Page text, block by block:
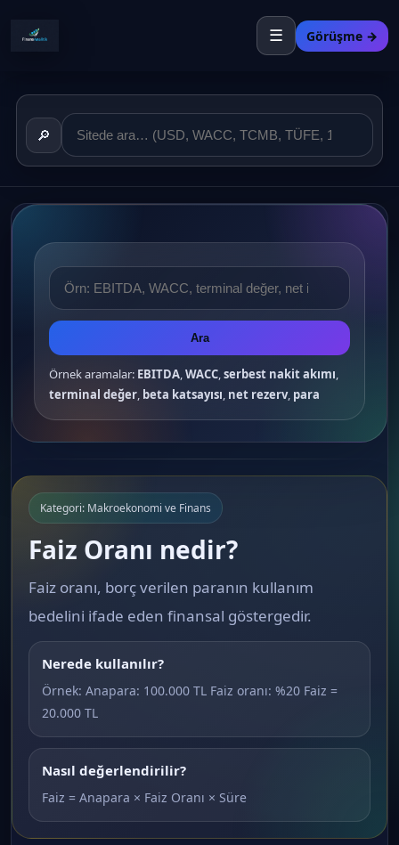
☰ Görüşme →
🔎
Ara
Örnek aramalar: EBITDA,WACC,serbest nakit akımı,
terminal değer, beta katsayısı, net rezerv, para
Kategori: Makroekonomi ve Finans
Faiz Oranı nedir?
Faiz oranı, borç verilen paranın kullanım
bedelini ifade eden finansal göstergedir.
Nerede kullanılır?
Örnek: Anapara: 100.000 TL Faiz oranı: %20 Faiz =
20.000 TL
Nasıl değerlendirilir?
Faiz = Anapara × Faiz Oranı × Süre